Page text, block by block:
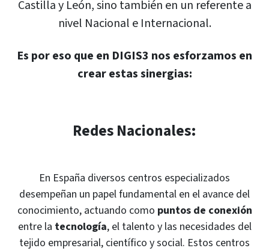
Castilla y León, sino también en un referente a
nivel Nacional e Internacional.
Es por eso que en DIGIS3 nos esforzamos en
crear estas sinergias:
Redes Nacionales:
En España diversos centros especializados
desempeñan un papel fundamental en el avance del
conocimiento, actuando como puntos de conexión
entre la tecnología, el talento y las necesidades del
tejido empresarial, científico y social. Estos centros